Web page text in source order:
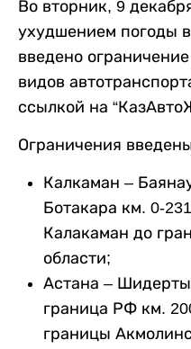
Во вторник, 9
ухудшением погоды
введено
видов
ссылкой на
Ограничения
Калкаман –
Ботакара км. 0-
Калакаман до
области;
Астана –
граница РФ км.
границы